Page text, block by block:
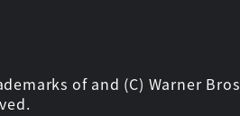
of and (C) Warner